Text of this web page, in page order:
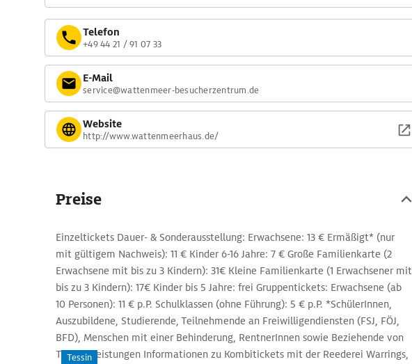
Telefon
+49 44 21 / 91 07 33
E-Mail
service@wattenmeer-besucherzentrum.de
Website
http://www.wattenmeerhaus.de/
Preise
Einzeltickets Dauer- & Sonderausstellung: Erwachsene: 13 € Ermäßigt* (nur
mit gültigem Nachweis): 11 € Kinder 6-16 Jahre: 7 € Große Familienkarte (2
Erwachsene mit bis zu 3 Kindern): 31€ Kleine Familienkarte (1 Erwachsener mit
bis zu 3 Kindern): 17€ Kinder bis 5 Jahre: frei Gruppentickets: Erwachsene (ab
10 Personen): 11 € p.P. Schulklassen (ohne Führung): 5 € p.P. *SchülerInnen,
Auszubildene, Studierende, Teilnehmende an Freiwilligendiensten (FSJ, FÖJ,
BFD), Menschen mit einer Behinderung, RentnerInnen sowie Beziehende von
Transferleistungen Informationen zu Kombitickets mit der Reederei Warrings,
Tessin